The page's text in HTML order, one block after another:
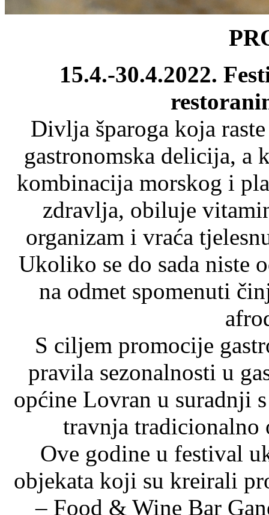
15.4.-30.4.2022.
Divlja šparoga koja
gastronomska delicija, a
kombinacija morskog i
zdravlja, obiluje
organizam i vraća
Ukoliko se do sada niste
na odmet spomenuti
S ciljem promocije
pravila sezonalnosti u
općine Lovran u suradnji
travnja tradicionalno
Ove godine u festival
objekata koji su kreirali
– Food & Wine Bar